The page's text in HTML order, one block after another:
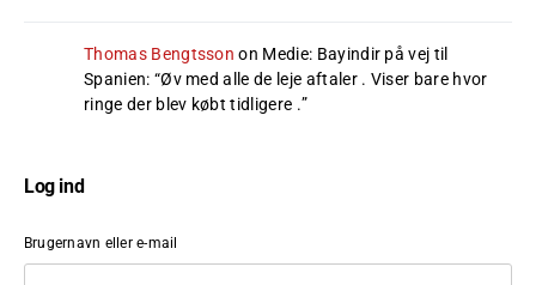
Thomas Bengtsson on Medie: Bayindir på vej til
Spanien: “Øv med alle de leje aftaler . Viser bare hvor
ringe der blev købt tidligere .”
Log ind
Brugernavn eller e-mail